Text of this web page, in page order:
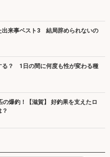
出来事ベスト3 結局辞められないの
る？ 1日の間に何度も性が変わる種
の爆釣！【滋賀】 好釣果を支えたロ
？